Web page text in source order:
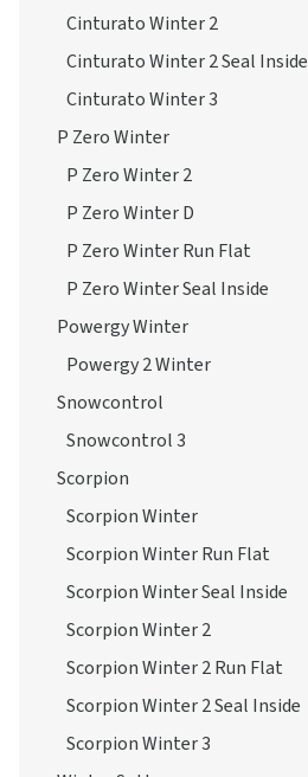
Cinturato Winter 2
Cinturato Winter 2 Seal Inside
Cinturato Winter 3
P Zero Winter
P Zero Winter 2
P Zero Winter D
P Zero Winter Run Flat
P Zero Winter Seal Inside
Powergy Winter
Powergy 2 Winter
Snowcontrol
Snowcontrol 3
Scorpion
Scorpion Winter
Scorpion Winter Run Flat
Scorpion Winter Seal Inside
Scorpion Winter 2
Scorpion Winter 2 Run Flat
Scorpion Winter 2 Seal Inside
Scorpion Winter 3